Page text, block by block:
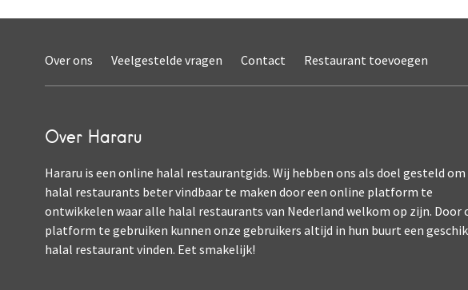
Over ons Veelgestelde vragen Contact Restaurant toevoegen
Over Hararu
Hararu is een online halal restaurantgids. Wij hebben ons als doel gesteld om
halal restaurants beter vindbaar te maken door een online platform te
ontwikkelen waar alle halal restaurants van Nederland welkom op zijn. Door
platform te gebruiken kunnen onze gebruikers altijd in hun buurt een
halal restaurant vinden. Eet smakelijk!